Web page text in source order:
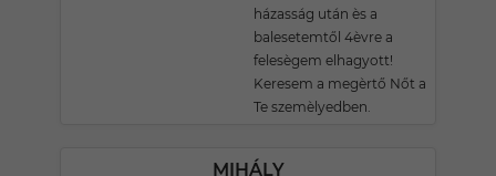
házasság után ès a
balesetemtől 4èvre a
felesègem elhagyott!
Keresem a megèrtő Nőt a
Te szemèlyedben.
MIHÁLY